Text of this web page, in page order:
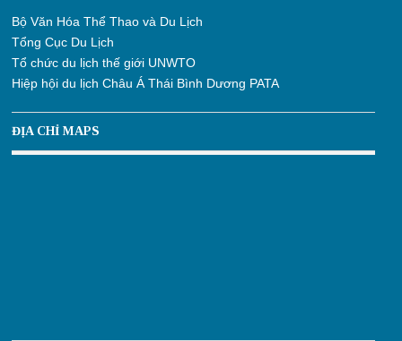
Bộ Văn Hóa Thể Thao và Du Lịch
Tổng Cục Du Lịch
Tổ chức du lịch thế giới UNWTO
Hiệp hội du lịch Châu Á Thái Bình Dương PATA
ĐỊA CHỈ MAPS